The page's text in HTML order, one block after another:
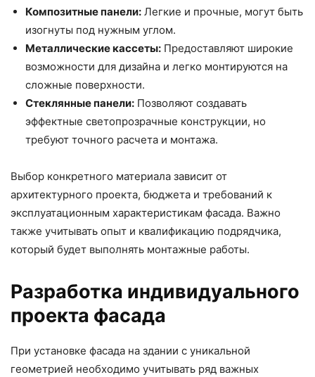
Композитные панели: Легкие и прочные, могут быть
изогнуты под нужным углом.
Металлические кассеты: Предоставляют широкие
возможности для дизайна и легко монтируются на
сложные поверхности.
Стеклянные панели: Позволяют создавать
эффектные светопрозрачные конструкции, но
требуют точного расчета и монтажа.
Выбор конкретного материала зависит от
архитектурного проекта, бюджета и требований к
эксплуатационным характеристикам фасада. Важно
также учитывать опыт и квалификацию подрядчика,
который будет выполнять монтажные работы.
Разработка индивидуального
проекта фасада
При установке фасада на здании с уникальной
геометрией необходимо учитывать ряд важных